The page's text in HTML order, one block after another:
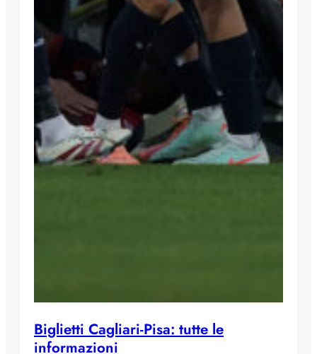
Biglietti Cagliari-Pisa: tutte le
informazioni